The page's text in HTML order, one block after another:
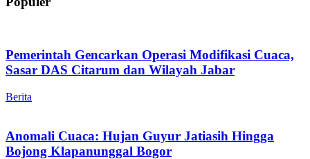
Pemerintah Gencarkan Operasi Modifikasi Cuaca,
Sasar DAS Citarum dan Wilayah Jabar
Berita
Anomali Cuaca: Hujan Guyur Jatiasih Hingga
Bojong Klapanunggal Bogor